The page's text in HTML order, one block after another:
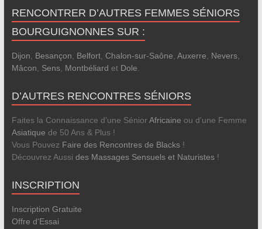
RENCONTRER D’AUTRES FEMMES SÉNIORS
BOURGUIGNONNES SUR :
Dijon Besançon Belfort, Chalon-sur-Saône Auxerre Nevers,
Mâcon
Sens, Montbéliard et Dole
D’AUTRES RENCONTRES SÉNIORS
Faites la Connaissance d'une SéniorAfricaine ou d'une Femme
Asiatique de 50 Ans & Plus !
Vous Pouvez Faire des Rencontres de Blacks!
Découvrez Aussi des Massages Sensuels et Naturistes!
INSCRIPTION
Inscription Gratuite
Offre d'Essai